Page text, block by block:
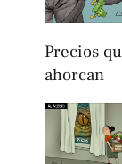
Precios
ahorcan